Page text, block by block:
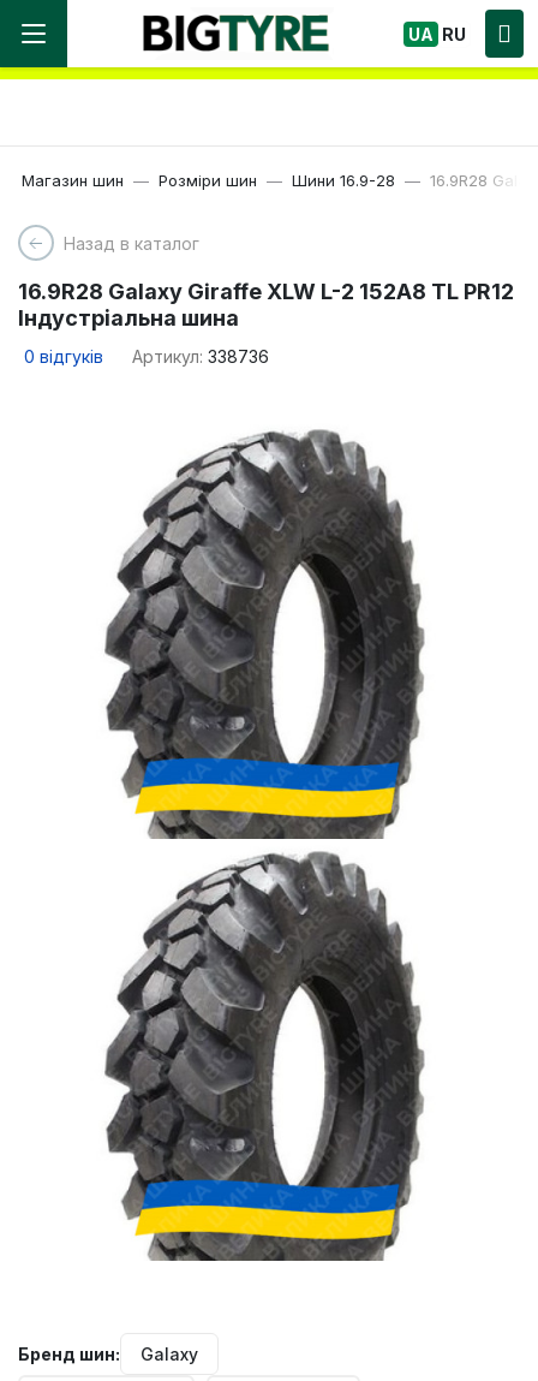
Ми працюємо! Великий вибір Шин, швидка
доставка по Україні!
UA RU
Магазин шин Розміри шин Шини 16.9-28 16.9R28
Назад в каталог
16.9R28 Galaxy Giraffe XLW L-2 152A8 TL PR12
Індустріальна шина
0 відгуків Артикул: 338736
Бренд шин: Galaxy